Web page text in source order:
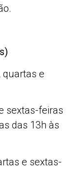
quartas e
sextas-feiras
das 13h às
e sextas-